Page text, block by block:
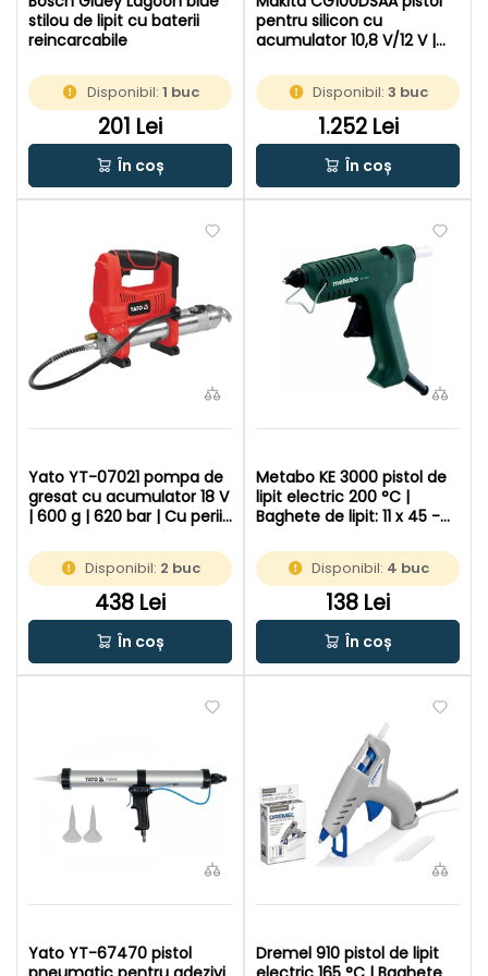
stilou de lipit cu baterii
reincarcabile
Disponibil: 1 buc
201 Lei
În coș
pentru silicon cu
acumulator 10,8 V/12 V |
2 Ah acumulator +
incarcator | In valiza
Disponibil:3 buc
1.252 Lei
În coș
Yato YT-07021 pompa de
gresat cu acumulator 18 V
| 600 g | 620 bar | Cu perii
acumulator si incarcator |
In cutie de carton original
Disponibil: 2 buc
438 Lei
În coș
Metabo KE 3000 pistol de
lipit electric 200 °C |
Baghete de lipit: 11 x 45 -
carton original
Disponibil: 4 buc
138 Lei
În coș
Yato YT-67470 pistol
Dremel 910 pistol de lipit